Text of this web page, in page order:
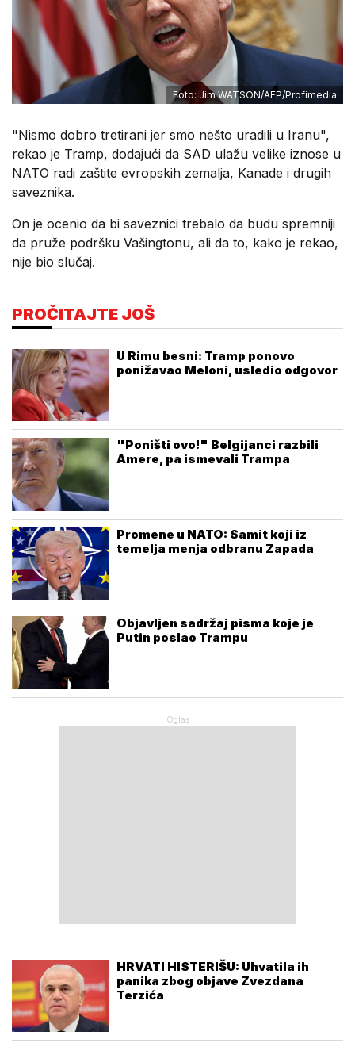
Foto: Jim WATSON/AFP/Profimedia
"Nismo dobro tretirani jer smo nešto uradili u Iranu",
rekao je Tramp, dodajući da SAD ulažu velike iznose u
NATO radi zaštite evropskih zemalja, Kanade i drugih
saveznika.
On je ocenio da bi saveznici trebalo da budu spremniji
da pruže podršku Vašingtonu, ali da to, kako je rekao,
nije bio slučaj.
PROČITAJTE JOŠ
U Rimu besni: Tramp ponovo
ponižavao Meloni, usledio odgovor
"Poništi ovo!" Belgijanci razbili
Amere, pa ismevali Trampa
Promene u NATO: Samit koji iz
temelja menja odbranu Zapada
Objavljen sadržaj pisma koje je
Putin poslao Trampu
HRVATI HISTERIŠU: Uhvatila ih
panika zbog objave Zvezdana
Terzića